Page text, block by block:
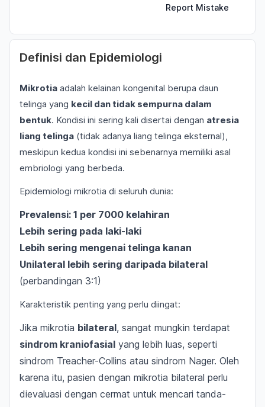
Report Mistake
Definisi dan Epidemiologi
Mikrotia adalah kelainan kongenital berupa daun
telinga yang kecil dan tidak sempurna dalam
bentuk. Kondisi ini sering kali disertai dengan atresia
liang telinga (tidak adanya liang telinga eksternal),
meskipun kedua kondisi ini sebenarnya memiliki asal
embriologi yang berbeda.
Epidemiologi mikrotia di seluruh dunia:
Prevalensi: 1 per 7000 kelahiran
Lebih sering pada laki-laki
Lebih sering mengenai telinga kanan
Unilateral lebih sering daripada bilateral
(perbandingan 3:1)
Karakteristik penting yang perlu diingat:
Jika mikrotia bilateral, sangat mungkin terdapat
sindrom kraniofasial yang lebih luas, seperti
sindrom Treacher-Collins atau sindrom Nager. Oleh
karena itu, pasien dengan mikrotia bilateral perlu
dievaluasi dengan cermat untuk mencari tanda-